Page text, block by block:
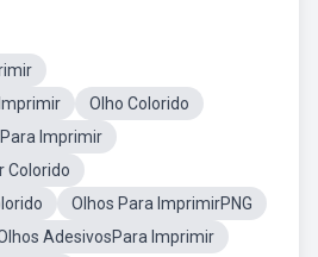
Olho Colorido
Imprimir
Colorido
Olhos Para ImprimirPNG
AdesivosPara Imprimir